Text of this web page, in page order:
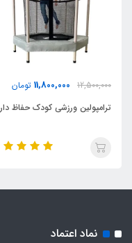
12,500,000
11,800,000 تومان
ترامپولین ورزشی کودک حفاظ دار
نماد اعتماد